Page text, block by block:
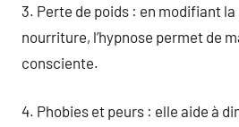
3. Perte de poids : en modifiant
nourriture, l’hypnose permet de
consciente.
4. Phobies et peurs : elle aide à